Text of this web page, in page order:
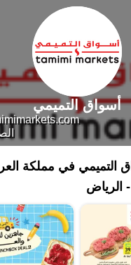
أسواق التميمي
في مملكة
الرياض